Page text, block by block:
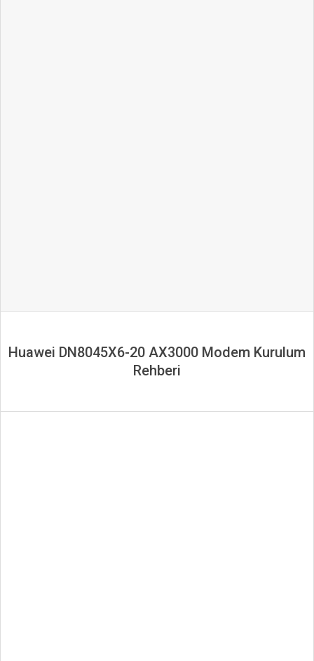
Huawei DN8045X6-20 AX3000 Modem Kurulum
Rehberi